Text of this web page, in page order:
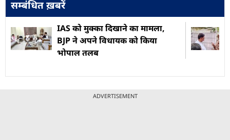
सम्बंधित ख़बरें
IAS को मुक्का दिखाने का मामला,
BJP ने अपने विधायक को किया
भोपाल तलब
ADVERTISEMENT